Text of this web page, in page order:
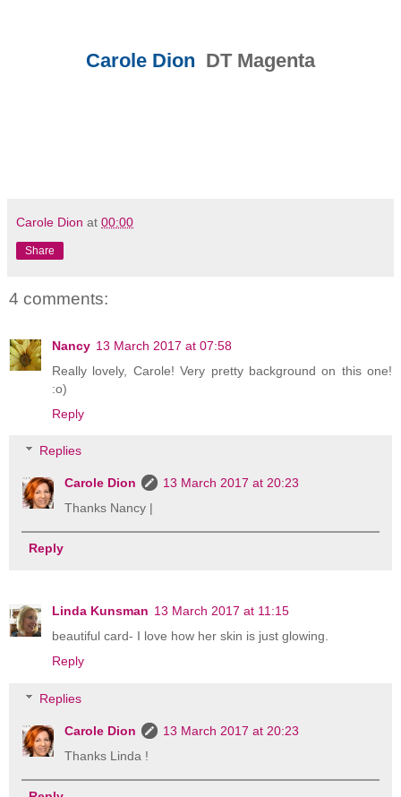
Carole Dion DT Magenta
Carole Dion at 00:00
Share
4 comments:
Nancy 13 March 2017 at 07:58
Really lovely, Carole! Very pretty background on this one!
:o)
Reply
Replies
Carole Dion
13 March 2017 at 20:23
Thanks Nancy |
Reply
Linda Kunsman 13 March 2017 at 11:15
beautiful card- I love how her skin is just glowing.
Reply
Replies
Carole Dion
13 March 2017 at 20:23
Thanks Linda !